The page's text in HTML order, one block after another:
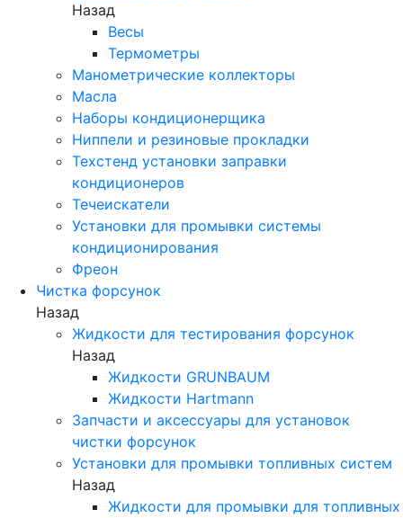
Назад
Весы
Термометры
Манометрические коллекторы
Масла
Наборы кондиционерщика
Ниппели и резиновые прокладки
Техстенд установки заправки
кондиционеров
Течеискатели
Установки для промывки системы
кондиционирования
Фреон
Чистка форсунок
Назад
Жидкости для тестирования форсунок
Назад
Жидкости GRUNBAUM
Жидкости Hartmann
Запчасти и аксессуары для установок
чистки форсунок
Установки для промывки топливных систем
Назад
Жидкости для промывки для топливных